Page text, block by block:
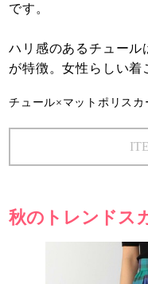
です。
ハリ感のあるチュール
が特徴。女性らしい着
チュール×マットポリス
秋のトレンドス